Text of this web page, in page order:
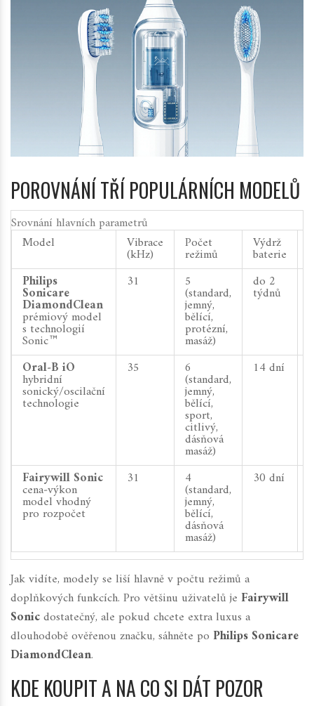
POROVNÁNÍ TŘÍ POPULÁRNÍCH MODELŮ
Srovnání hlavních parametrů
Model
Vibrace
(kHz)
Počet
režimů
Výdrž
baterie
Philips
Sonicare
DiamondClean
prémiový model
s technologií
Sonic™
31 5
(standard,
jemný,
bělící,
protézní,
masáž)
do 2
týdnů
Oral‑B iO
hybridní
sonický/oscilační
technologie
35 6
(standard,
jemný,
bělící,
sport,
citlivý,
dásňová
masáž)
14 dní
Fairywill Sonic
cena‑výkon
model vhodný
pro rozpočet
31 4
(standard,
jemný,
bělící,
dásňová
masáž)
30 dní
Jak vidíte, modely se liší hlavně v počtu režimů a
doplňkových funkcích. Pro většinu uživatelů je Fairywill
Sonicdostatečný, ale pokud chcete extra luxus a
dlouhodobě ověřenou značku, sáhněte po Philips Sonicare
DiamondClean.
KDE KOUPIT A NA CO SI DÁT POZOR